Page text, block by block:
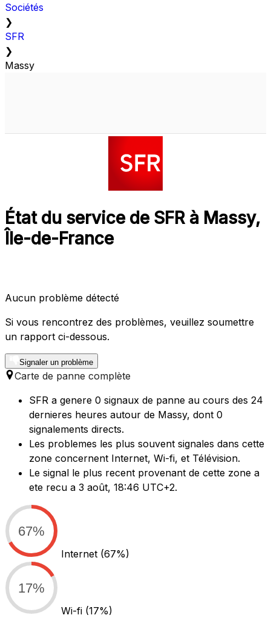
Sociétés
❯
SFR
❯
Massy
État du service de SFR à Massy,
Île-de-France
Aucun problème détecté
Si vous rencontrez des problèmes, veuillez soumettre
un rapport ci-dessous.
Signaler un problème
Carte de panne complète
SFR a genere 0 signaux de panne au cours des 24
dernieres heures autour de Massy, dont 0
signalements directs.
Les problemes les plus souvent signales dans cette
zone concernent Internet, Wi-fi, et Télévision.
Le signal le plus recent provenant de cette zone a
ete recu a 3 août, 18:46 UTC+2.
67%
Internet (67%)
17%
Wi-fi (17%)